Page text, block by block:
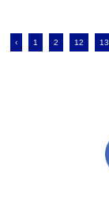
‹ 1 2 12 13